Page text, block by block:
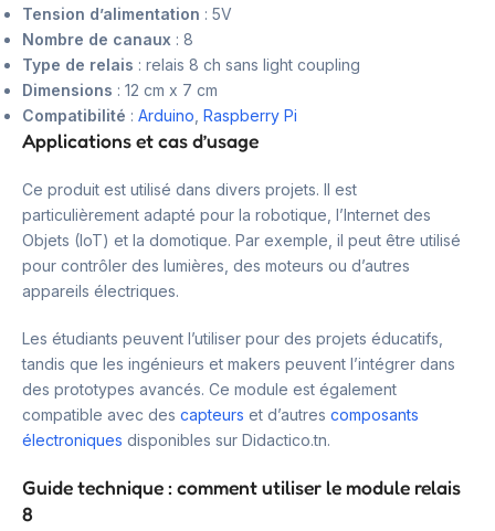
Tension d’alimentation : 5V
Nombre de canaux : 8
Type de relais : relais 8 ch sans light coupling
Dimensions : 12 cm x 7 cm
Compatibilité : Arduino Raspberry Pi
Applications et cas d’usage
Ce produit est utilisé dans divers projets. Il est
particulièrement adapté pour la robotique, l’Internet des
Objets (IoT) et la domotique. Par exemple, il peut être utilisé
pour contrôler des lumières, des moteurs ou d’autres
appareils électriques.
Les étudiants peuvent l’utiliser pour des projets éducatifs,
tandis que les ingénieurs et makers peuvent l’intégrer dans
des prototypes avancés. Ce module est également
compatible avec des capteurs et d’autres composants
électroniques disponibles sur Didactico.tn.
Guide technique : comment utiliser le module relais
8